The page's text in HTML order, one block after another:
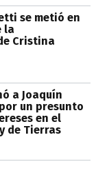
se metió en
la
Cristina
a Joaquín
un presunto
en el
de Tierras